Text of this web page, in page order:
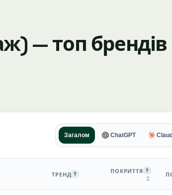
— топ брендів
Загалом ChatGPT
ТРЕНД ? ПОКРИТТЯ ?
↕